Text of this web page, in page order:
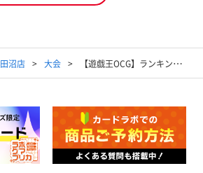
沼店 大会 【遊戯王OCG】ランキングデュエル(マッチ戦）